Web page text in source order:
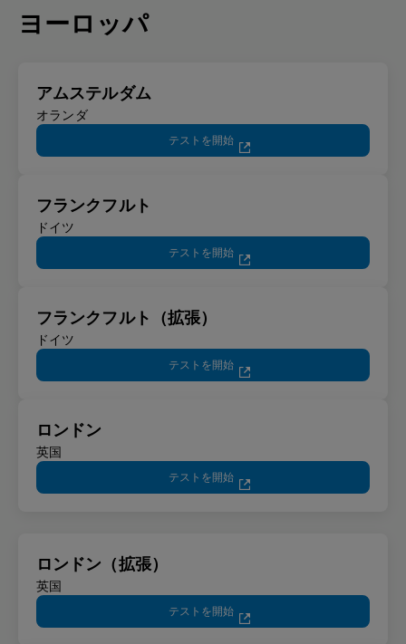
ヨーロッパ
アムステルダム
オランダ
テストを開始
フランクフルト
ドイツ
テストを開始
フランクフルト（拡張）
ドイツ
テストを開始
ロンドン
英国
テストを開始
ロンドン（拡張）
英国
テストを開始